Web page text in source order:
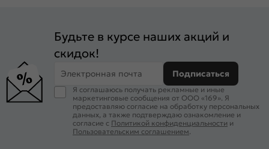
Будьте в курсе наших акций и
скидок!
Электронная почта Подписаться
Я соглашаюсь получать рекламные и иные
маркетинговые сообщения от ООО «169». Я
предоставляю согласие на обработку персональных
данных, а также подтверждаю ознакомление и
согласие с Политикой конфиденциальности и
Пользовательским соглашением